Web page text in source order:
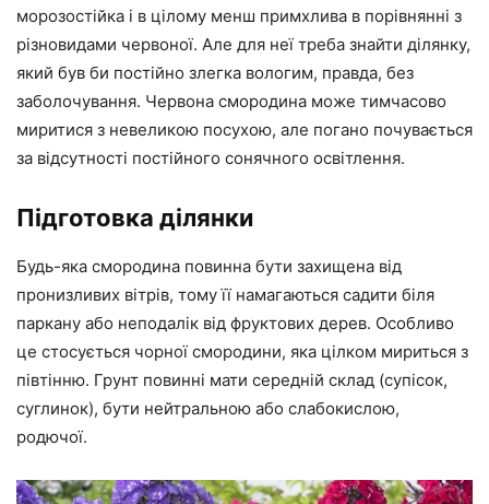
морозостійка і в цілому менш примхлива в порівнянні з
різновидами червоної. Але для неї треба знайти ділянку,
який був би постійно злегка вологим, правда, без
заболочування. Червона смородина може тимчасово
миритися з невеликою посухою, але погано почувається
за відсутності постійного сонячного освітлення.
Підготовка ділянки
Будь-яка смородина повинна бути захищена від
пронизливих вітрів, тому її намагаються садити біля
паркану або неподалік від фруктових дерев. Особливо
це стосується чорної смородини, яка цілком мириться з
півтінню. Грунт повинні мати середній склад (супісок,
суглинок), бути нейтральною або слабокислою,
родючої.